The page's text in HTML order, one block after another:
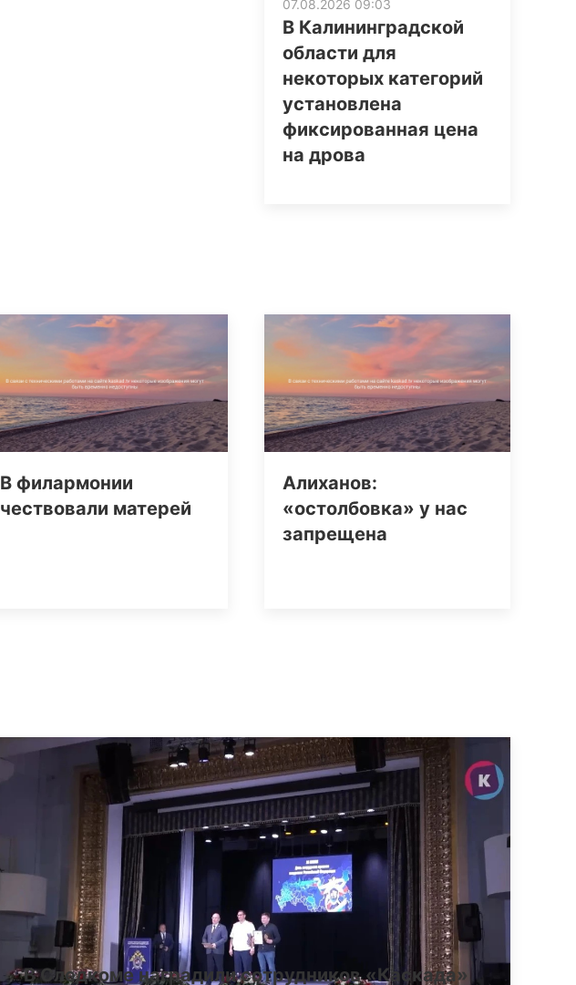
07.08.2026 09:03
В Калининградской
области для
некоторых категорий
установлена
фиксированная цена
на дрова
В филармонии
чествовали матерей
Алиханов:
«остолбовка» у нас
запрещена
В Следкоме наградили сотрудников «Каскада»